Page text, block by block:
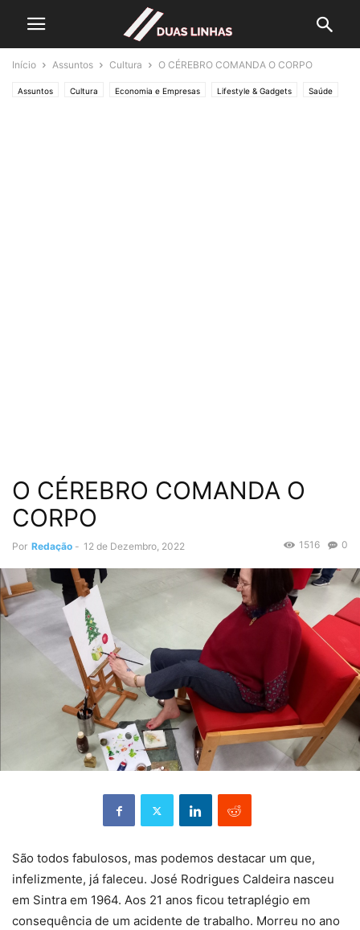
Início Assuntos Cultura O CÉREBRO COMANDA O CORPO
Assuntos Cultura Economia e Empresas Lifestyle & Gadgets Saúde
O CÉREBRO COMANDA O
CORPO
Por Redação - 12 de Dezembro, 2022 0
1516
São todos fabulosos, mas podemos destacar um que,
infelizmente, já faleceu. José Rodrigues Caldeira nasceu
em Sintra em 1964. Aos 21 anos ficou tetraplégio em
consequência de um acidente de trabalho. Morreu no ano